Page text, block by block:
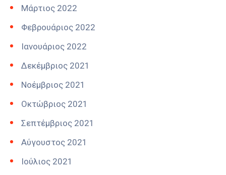
Μάρτιος 2022
Φεβρουάριος 2022
Ιανουάριος 2022
Δεκέμβριος 2021
Νοέμβριος 2021
Οκτώβριος 2021
Σεπτέμβριος 2021
Αύγουστος 2021
Ιούλιος 2021